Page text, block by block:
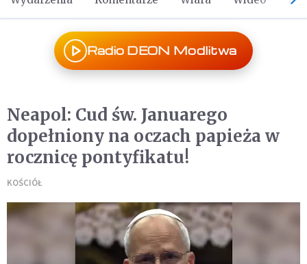
Radio DEON Modlitwa
Neapol: Cud św. Januarego
dopełniony na oczach papieża w
rocznicę pontyfikatu!
KOŚCIÓŁ